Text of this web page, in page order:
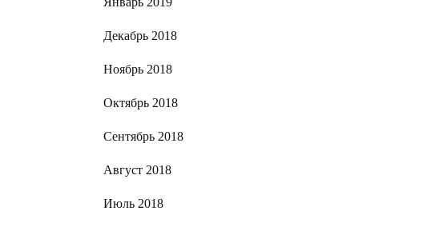
Декабрь 2018
Ноябрь 2018
Октябрь 2018
Сентябрь 2018
Август 2018
Июль 2018